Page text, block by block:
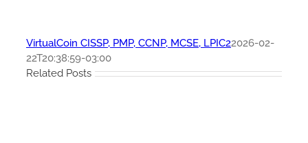
VirtualCoin CISSP, PMP, CCNP, MCSE, LPIC22026-02-
22T20:38:59-03:00
Related Posts